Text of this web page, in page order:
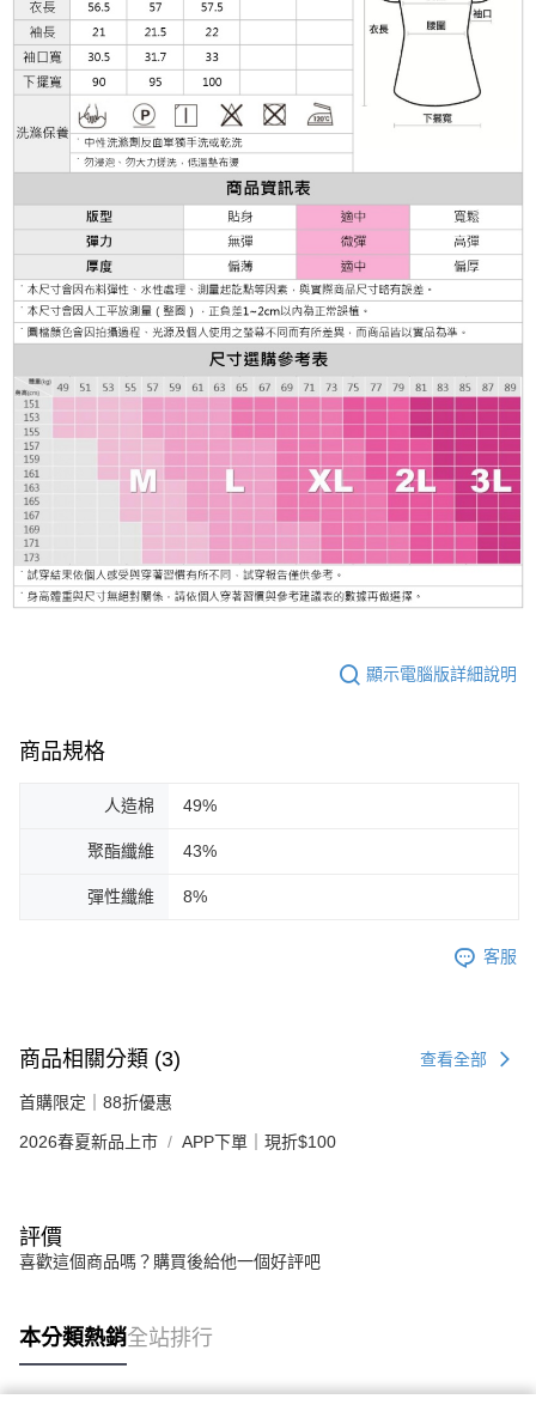
顯示電腦版詳細說明
商品規格
人造棉 49%
聚酯纖維 43%
彈性纖維 8%
客服
商品相關分類 (3) 查看全部
首購限定｜88折優惠
2026春夏新品上市 APP下單｜現折$100
評價
喜歡這個商品嗎？購買後給他一個好評吧
本分類熱銷全站排行